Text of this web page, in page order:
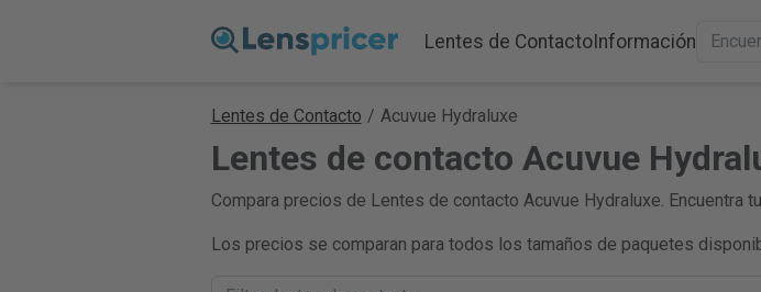
Lentes de ContactoInformación
Lentes de Contacto / Acuvue Hydraluxe
Lentes de contacto Acuvue
Compara precios de Lentes de contacto Acuvue Hydraluxe.
Los precios se comparan para todos los tamaños de paquetes